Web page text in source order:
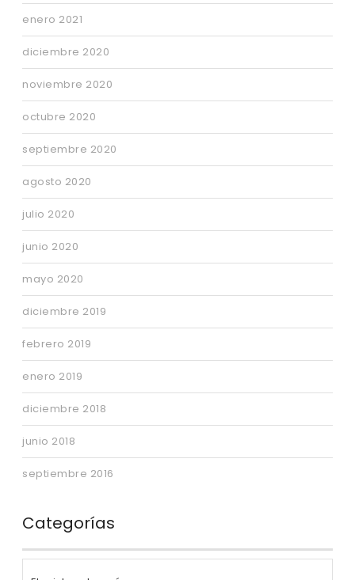
enero 2021
diciembre 2020
noviembre 2020
octubre 2020
septiembre 2020
agosto 2020
julio 2020
junio 2020
mayo 2020
diciembre 2019
febrero 2019
enero 2019
diciembre 2018
junio 2018
septiembre 2016
Categorías